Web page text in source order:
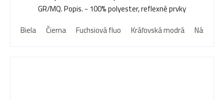
GR/MQ. Popis. - 100% polyester, reflexné prvky
Biela
Čierna Fuchsiová fluo Kráľovská modrá